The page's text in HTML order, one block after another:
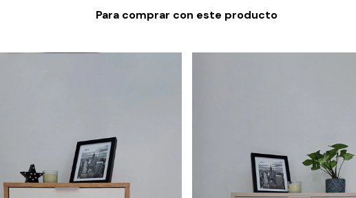
Para comprar con este producto